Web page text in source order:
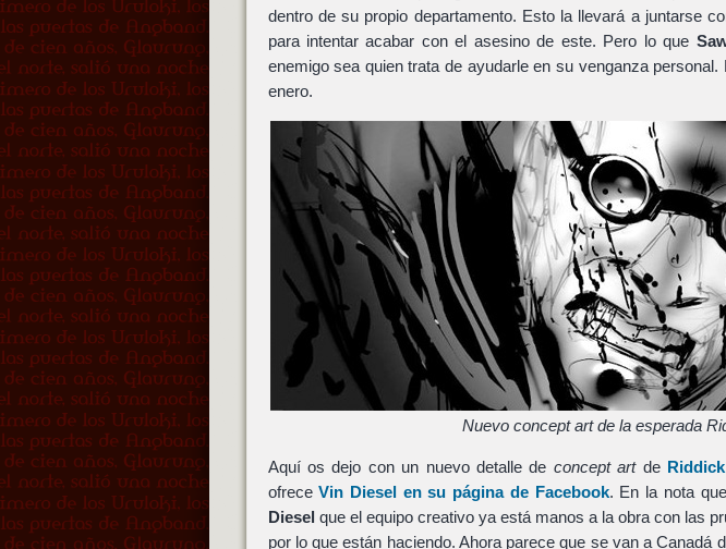
dentro de su propio departamento. Esto la llevará a juntarse
para intentar acabar con el asesino de este. Pero lo que
enemigo sea quien trata de ayudarle en su venganza
enero.
Nuevo concept art de la esperada
Aquí os dejo con un nuevo detalle de concept artde Riddick
ofreceVin Diesel en su página de Facebook. En la nota
Diesel que el equipo creativo ya está manos a la obra con las
por lo que están haciendo. Ahora parece que se van a Canadá